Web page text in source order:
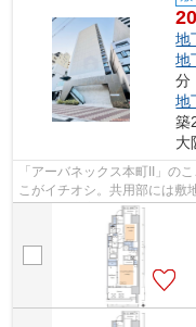
地
地
分
地
築
大
「アーバネックス本町II」の
こがイチオシ。共用部には敷
りとても充実しています。造